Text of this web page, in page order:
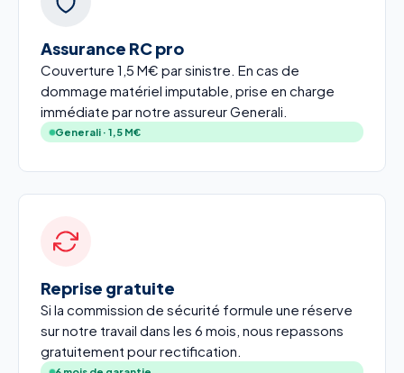
Assurance RC pro
Couverture 1,5 M€ par sinistre. En cas de
dommage matériel imputable, prise en charge
immédiate par notre assureur Generali.
Generali · 1,5 M€
Reprise gratuite
Si la commission de sécurité formule une réserve
sur notre travail dans les 6 mois, nous repassons
gratuitement pour rectification.